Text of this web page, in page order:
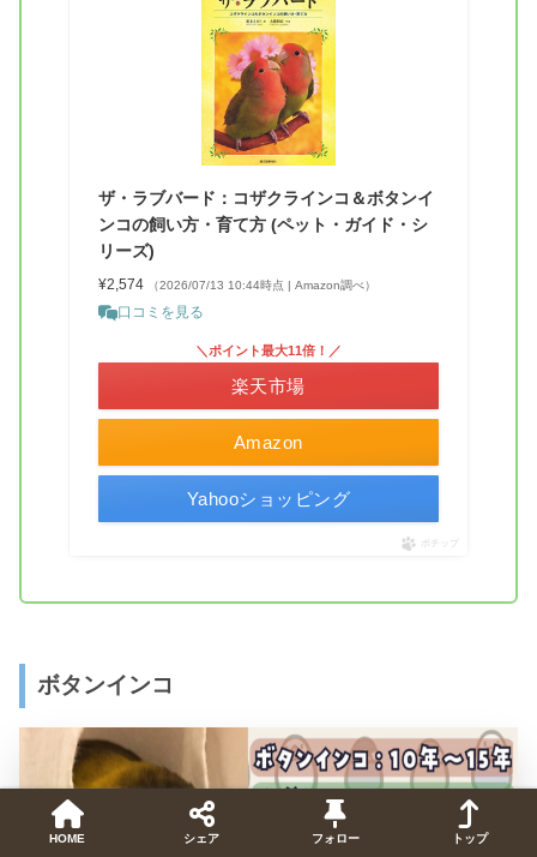
ザ・ラブバード：コザクラインコ＆ボタンイ
ンコの飼い方・育て方 (ペット・ガイド・シ
リーズ)
¥2,574 （2026/07/13 10:44時点 | Amazon調べ）
口コミを見る
Amazon
＼ポイント最大11倍！／
楽天市場
Yahooショッピング
ポチップ
ボタンインコ
HOME シェア フォロー トップ